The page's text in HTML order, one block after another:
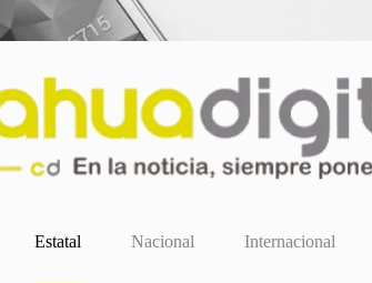
Estatal Nacional Internacional